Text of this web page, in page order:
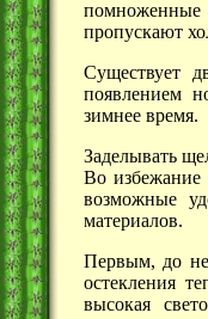
пропускают
Существует
появлением
зимнее время.
Заделывать
Во избежание
возможные
материалов.
Первым, до
остекления
высокая